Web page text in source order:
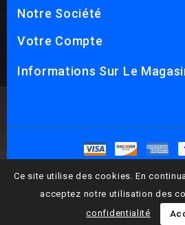
Notre Société
Votre Compte
Informations Sur Le
Ce site utilise des cookies. En
acceptez notre utilisation des
confidentialité
© 2026 - Logiciel de commerce